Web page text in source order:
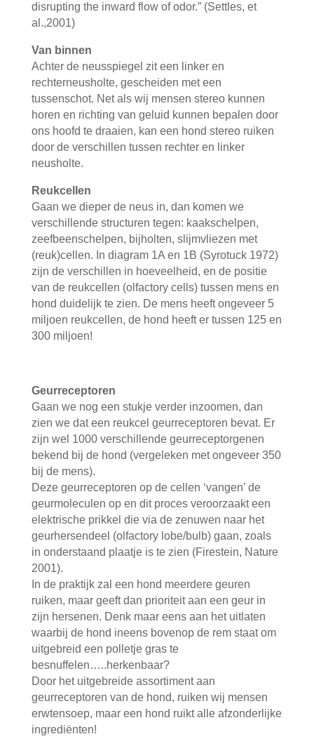
disrupting the inward flow of odor.” (Settles, et
al.,2001)
Van binnen
Achter de neusspiegel zit een linker en
rechterneusholte, gescheiden met een
tussenschot. Net als wij mensen stereo kunnen
horen en richting van geluid kunnen bepalen door
ons hoofd te draaien, kan een hond stereo ruiken
door de verschillen tussen rechter en linker
neusholte.
Reukcellen
Gaan we dieper de neus in, dan komen we
verschillende structuren tegen: kaakschelpen,
zeefbeenschelpen, bijholten, slijmvliezen met
(reuk)cellen. In diagram 1A en 1B (Syrotuck 1972)
zijn de verschillen in hoeveelheid, en de positie
van de reukcellen (olfactory cells) tussen mens en
hond duidelijk te zien. De mens heeft ongeveer 5
miljoen reukcellen, de hond heeft er tussen 125 en
300 miljoen!
Geurreceptoren
Gaan we nog een stukje verder inzoomen, dan
zien we dat een reukcel geurreceptoren bevat. Er
zijn wel 1000 verschillende geurreceptorgenen
bekend bij de hond (vergeleken met ongeveer 350
bij de mens).
Deze geurreceptoren op de cellen ‘vangen’ de
geurmoleculen op en dit proces veroorzaakt een
elektrische prikkel die via de zenuwen naar het
geurhersendeel (olfactory lobe/bulb) gaan, zoals
in onderstaand plaatje is te zien (Firestein, Nature
2001).
In de praktijk zal een hond meerdere geuren
ruiken, maar geeft dan prioriteit aan een geur in
zijn hersenen. Denk maar eens aan het uitlaten
waarbij de hond ineens bovenop de rem staat om
uitgebreid een polletje gras te
besnuffelen…..herkenbaar?
Door het uitgebreide assortiment aan
geurreceptoren van de hond, ruiken wij mensen
erwtensoep, maar een hond ruikt alle afzonderlijke
ingrediënten!